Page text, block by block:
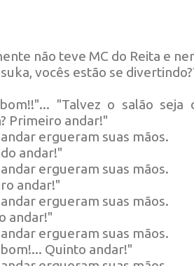
não teve MC do Reita e
vocês estão se
"Talvez o salão seja
Primeiro andar!"
ergueram suas mãos.
andar!"
ergueram suas mãos.
andar!"
ergueram suas mãos.
andar!"
ergueram suas mãos.
Quinto andar!"